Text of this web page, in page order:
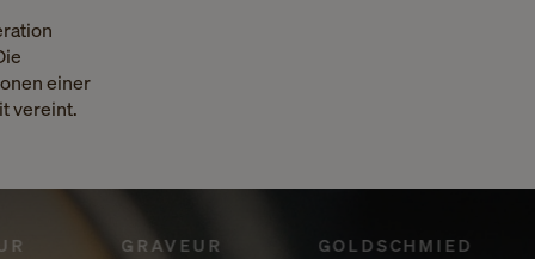
einer
vereint.
GRAVEUR GOLDSCHMIED